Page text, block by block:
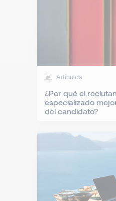
Artículos
¿Por qué el
especializado
del candidato?